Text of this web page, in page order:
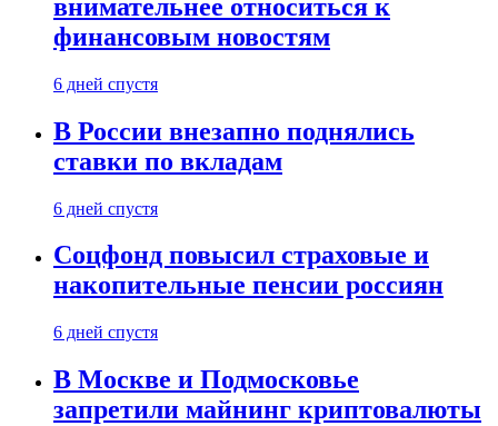
внимательнее относиться к
финансовым новостям
6 дней спустя
В России внезапно поднялись
ставки по вкладам
6 дней спустя
Соцфонд повысил страховые и
накопительные пенсии россиян
6 дней спустя
В Москве и Подмосковье
запретили майнинг криптовалюты